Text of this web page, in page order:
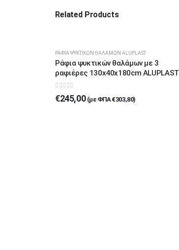
Related Products
ΡΆΦΙΑ ΨΥΚΤΙΚΏΝ ΘΑΛΆΜΩΝ ALUPLAST
Ράφια ψυκτικών θαλάμων με 3
ραφιέρες 130x40x180cm ALUPLAST
0out of 5
€245,00 (με ΦΠΑ€303,80)